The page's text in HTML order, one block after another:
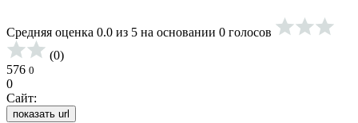
Средняя оценка 0.0 из 5 на основании 0 голосов
(0)
576 0
0
Сайт:
показать url